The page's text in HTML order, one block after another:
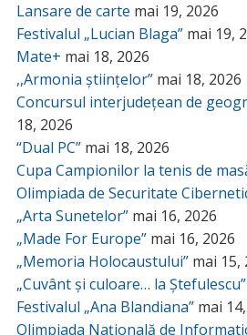
Lansare de carte mai 19, 2026
Festivalul „Lucian Blaga” mai 19,
Mate+ mai 18, 2026
,,Armonia științelor” mai 18, 2026
Concursul interjudețean de
18, 2026
“Dual PC” mai 18, 2026
Cupa Campionilor la tenis de
Olimpiada de Securitate
„Arta Sunetelor” mai 16, 2026
„Made For Europe” mai 16, 2026
„Memoria Holocaustului” mai 15,
„Cuvânt și culoare… la Ștefulescu”
Festivalul „Ana Blandiana” mai
Olimpiada Națională de